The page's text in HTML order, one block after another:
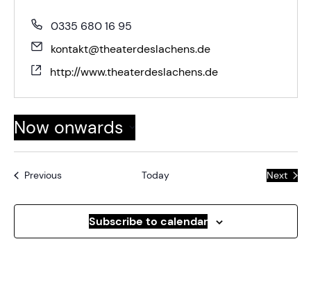
0335 680 16 95
kontakt@theaterdeslachens.de
http://www.theaterdeslachens.de
Now onwards
Select
date.
PreviousEvents Today
Next
Subscribe to calendar